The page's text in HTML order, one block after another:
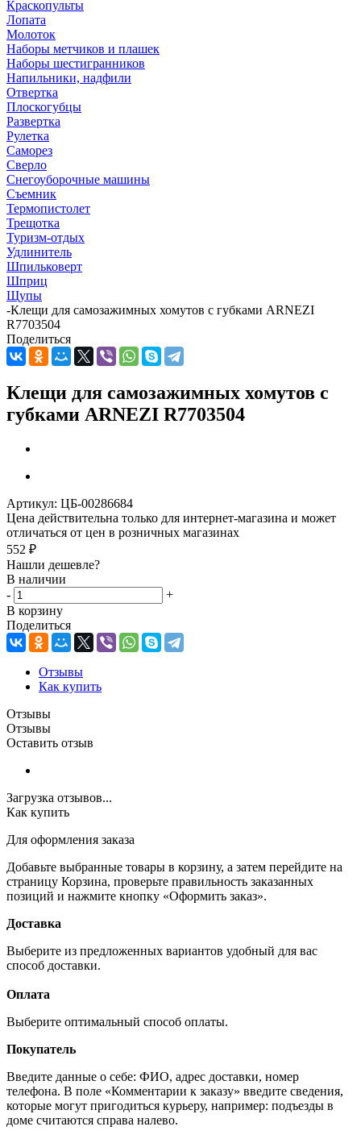
Краскопульты
Лопата
Молоток
Наборы метчиков и плашек
Наборы шестигранников
Напильники, надфили
Отвертка
Плоскогубцы
Развертка
Рулетка
Саморез
Сверло
Снегоуборочные машины
Съемник
Термопистолет
Трещотка
Туризм-отдых
Удлинитель
Шпильковерт
Шприц
Щупы
-Клещи для самозажимных хомутов с губками ARNEZI
R7703504
Поделиться
Клещи для самозажимных хомутов с
губками ARNEZI R7703504
Артикул: ЦБ-00286684
Цена действительна только для интернет-магазина и может
отличаться от цен в розничных магазинах
552 ₽
Нашли дешевле?
В наличии
-
+
В корзину
Поделиться
Отзывы
Как купить
Отзывы
Отзывы
Оставить отзыв
Загрузка отзывов...
Как купить
Для оформления заказа
Добавьте выбранные товары в корзину, а затем перейдите на
страницу Корзина, проверьте правильность заказанных
позиций и нажмите кнопку «Оформить заказ».
Доставка
Выберите из предложенных вариантов удобный для вас
способ доставки.
Оплата
Выберите оптимальный способ оплаты.
Покупатель
Введите данные о себе: ФИО, адрес доставки, номер
телефона. В поле «Комментарии к заказу» введите сведения,
которые могут пригодиться курьеру, например: подъезды в
доме считаются справа налево.